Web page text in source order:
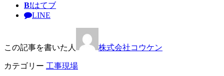
B!はてブ
LINE
この記事を書いた人 株式会社コウケン
カテゴリー 工事現場